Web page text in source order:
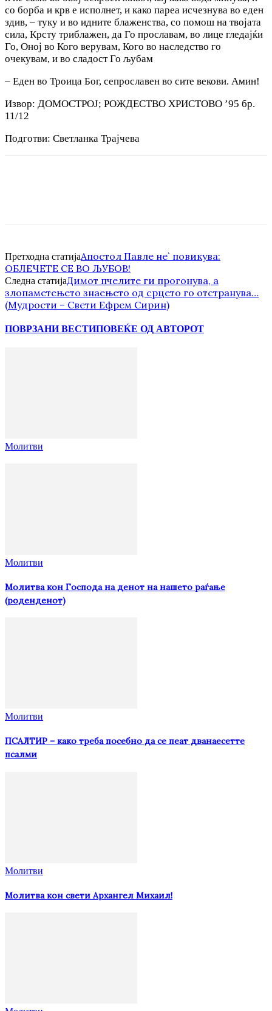
со борба и крв е исполнет, и како пареа исчезнува во еден
здив, – туку и во идните блаженства, со помош на твојата
сила, Крсту триблажен, да Го прославам, во лице гледајќи
Го, Оној во Кого верувам, Кого во наследство го
очекувам, и во сладост Го љубам
– Еден во Троица Бог, сепрославен во сите векови. Амин!
Изворː ДОМОСТРОЈ; РОЖДЕСТВО ХРИСТОВО ’95 бр.
11/12
Подготви: Светланка Трајчева
Претходна статијаАпостол Павле не` повикува:
ОБЛЕЧЕТЕ СЕ ВО ЉУБОВ!
Следна статијаДимот пчелите ги прогонува, а
злопаметењето знаењето од срцето го отстранува…
(Мудрости – Свети Ефрем Сирин)
ПОВРЗАНИ ВЕСТИПОВЕЌЕ ОД АВТОРОТ
Молитви
Молитви
Молитва кон Господа на денот на нашето раѓање
(роденденот)
Молитви
ПСАЛТИР – како треба посебно да се пеат дванаесетте
псалми
Молитви
Молитва кон свети Архангел Михаил!